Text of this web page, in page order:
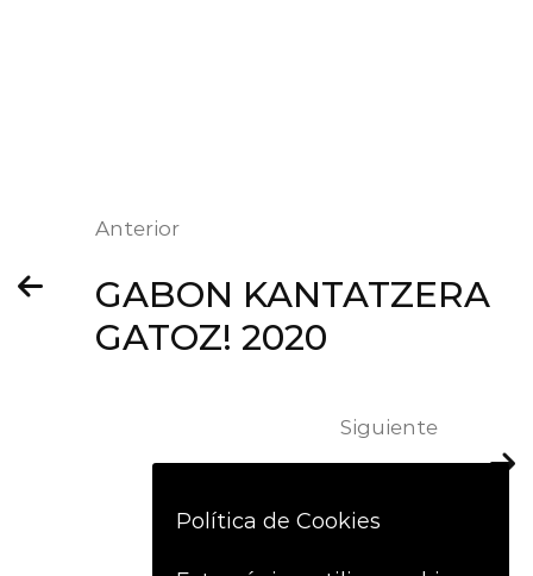
Anterior
GABON KANTATZERA
GATOZ! 2020
Siguiente
Política de Cookies